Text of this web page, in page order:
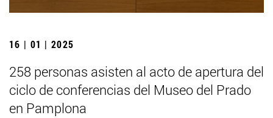
16 | 01 | 2025
258 personas asisten al acto de apertura del
ciclo de conferencias del Museo del Prado
en Pamplona